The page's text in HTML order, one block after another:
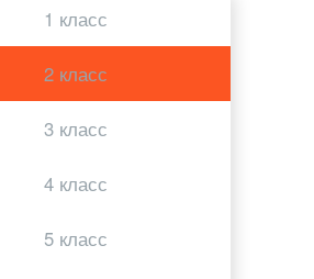
1 класс
2 класс
3 класс
4 класс
5 класс